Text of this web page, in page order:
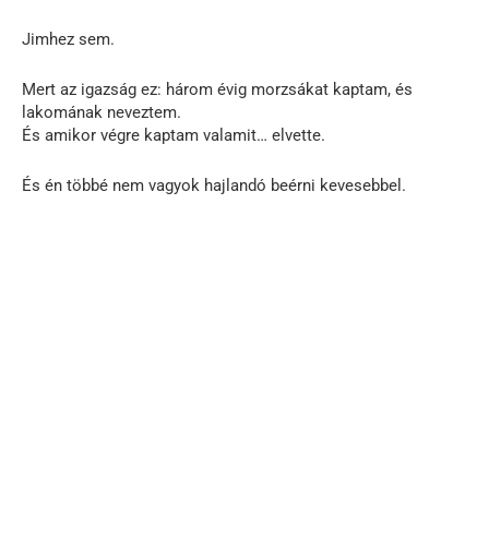
Jimhez sem.
Mert az igazság ez: három évig morzsákat kaptam, és
lakomának neveztem.
És amikor végre kaptam valamit… elvette.
És én többé nem vagyok hajlandó beérni kevesebbel.